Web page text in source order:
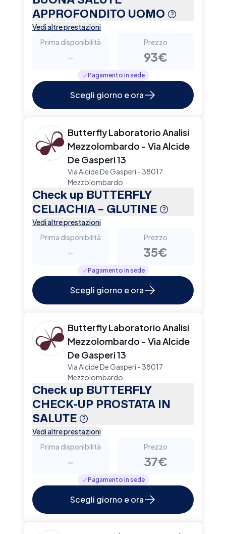
APPROFONDITO UOMO
Vedi altre prestazioni
Prima disponibilità
-
Prezzo
93€
Pagamento in sede
Scegli giorno e ora
Butterfly Laboratorio Analisi
Mezzolombardo - Via Alcide
De Gasperi 13
Via Alcide De Gasperi - 38017
Mezzolombardo
Check up BUTTERFLY
CELIACHIA – GLUTINE
Vedi altre prestazioni
Prima disponibilità
-
Prezzo
35€
Pagamento in sede
Scegli giorno e ora
Butterfly Laboratorio Analisi
Mezzolombardo - Via Alcide
De Gasperi 13
Via Alcide De Gasperi - 38017
Mezzolombardo
Check up BUTTERFLY
CHECK-UP PROSTATA IN
SALUTE
Vedi altre prestazioni
Prima disponibilità
-
Prezzo
37€
Pagamento in sede
Scegli giorno e ora